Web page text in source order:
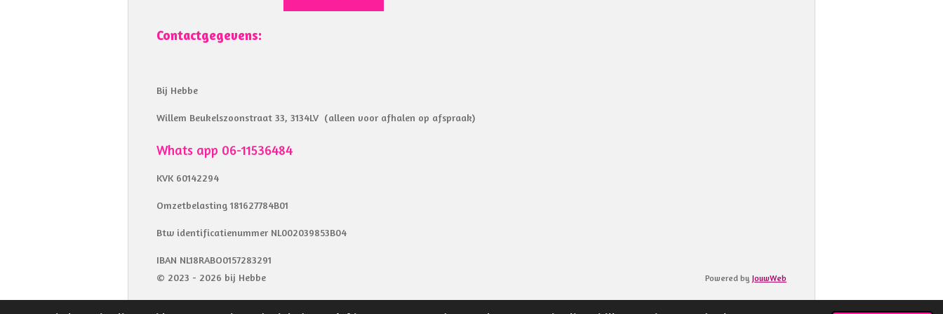
Contactgegevens:
Bij Hebbe
Willem Beukelszoonstraat 33, 3134LV (alleen voor afhalen op afspraak)
Whats app 06-11536484
KVK 60142294
Omzetbelasting 181627784B01
Btw identificatienummer NL002039853B04
IBAN NL18RABO0157283291
© 2023 - 2026 bij Hebbe
Powered by JouwWeb